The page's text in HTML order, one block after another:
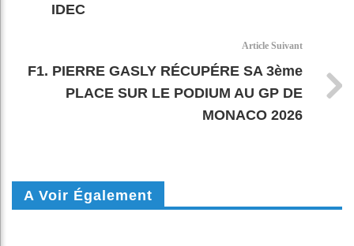
IDEC
Article Suivant
F1. PIERRE GASLY RÉCUPÉRE SA 3ème
PLACE SUR LE PODIUM AU GP DE
MONACO 2026
A Voir Également